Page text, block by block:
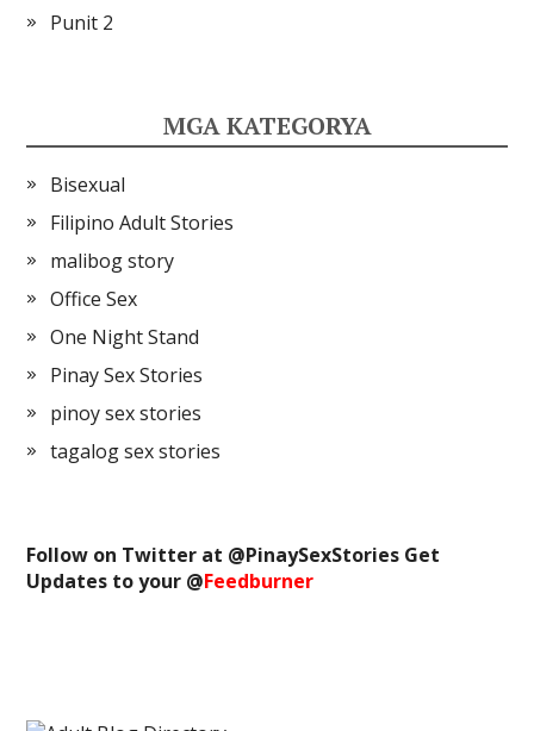
Punit 2
MGA KATEGORYA
Bisexual
Filipino Adult Stories
malibog story
Office Sex
One Night Stand
Pinay Sex Stories
pinoy sex stories
tagalog sex stories
Follow on Twitter at @PinaySexStories Get
Updates to your @Feedburner